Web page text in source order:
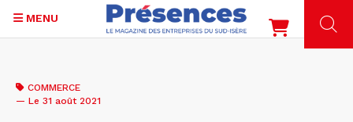
contenu
MENU
COMMERCE
— Le 31 août 2021